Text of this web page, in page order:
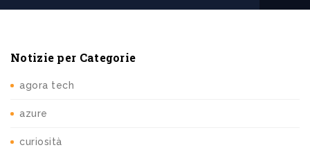
Notizie per Categorie
agora tech
azure
curiosità